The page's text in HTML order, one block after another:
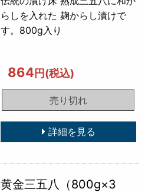
らしを入れた 麹からし漬けで
す。800g入り
864円(税込)
売り切れ
詳細を見る
黄金三五八（800g×3